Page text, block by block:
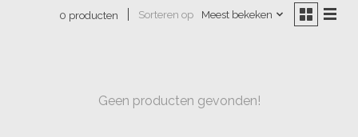
0 producten Sorteren op Meest bekeken
Geen producten gevonden!